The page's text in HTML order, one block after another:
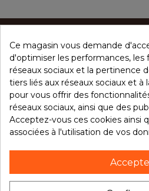
CONCEPT ÉPICES
NOS PRODUITS
VOTRE COMPTE
NOTRE BROCHURE
Ce magasin vous demande
d'optimiser les performances, les
réseaux sociaux et la pertinence
tiers liés aux réseaux sociaux et
pour vous offrir des
réseaux sociaux, ainsi que des
Acceptez-vous ces cookies ainsi
associées à l'utilisation de vos